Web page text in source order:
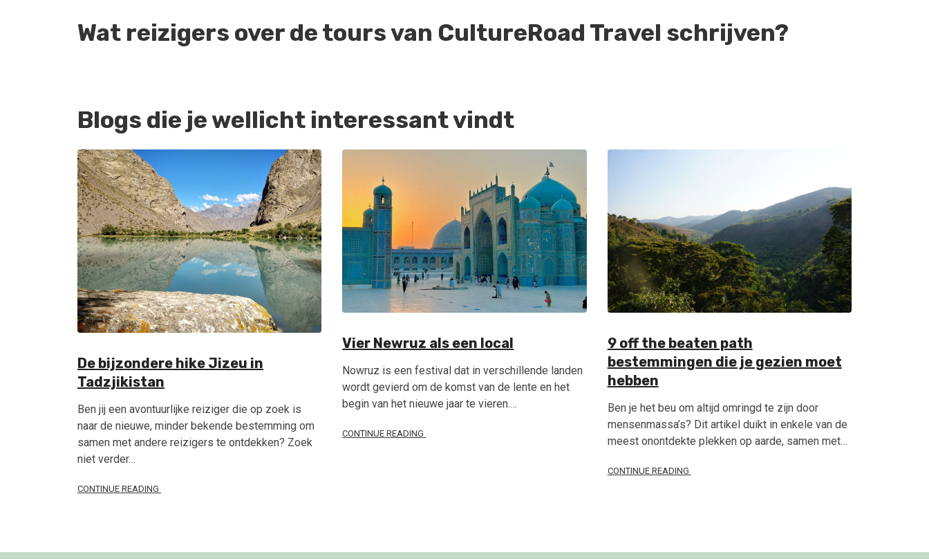
Wat reizigers over de tours van CultureRoad Travel schrijven?
Blogs die je wellicht interessant vindt
De bijzondere hike Jizeu in
Tadzjikistan
Ben jij een avontuurlijke reiziger die op zoek is
naar de nieuwe, minder bekende bestemming om
samen met andere reizigers te ontdekken? Zoek
niet verder…
CONTINUE READING
Vier Newruz als een local
Nowruz is een festival dat in verschillende landen
wordt gevierd om de komst van de lente en het
begin van het nieuwe jaar te vieren.…
CONTINUE READING
9 off the beaten path
bestemmingen die je gezien moet
hebben
Ben je het beu om altijd omringd te zijn door
mensenmassa’s? Dit artikel duikt in enkele van de
meest onontdekte plekken op aarde, samen met…
CONTINUE READING